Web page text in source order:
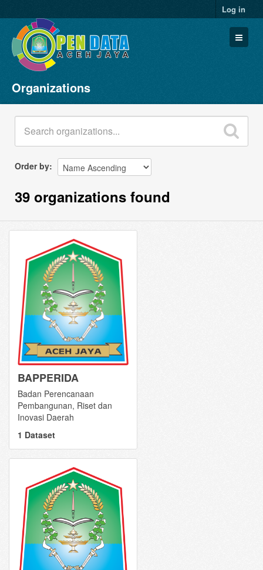
Log in
Datasets
Organizations
Groups
About
Organizations
Order by
39 organizations found
BAPPERIDA
Badan Perencanaan
Pembangunan, Riset dan
Inovasi Daerah
1 Dataset